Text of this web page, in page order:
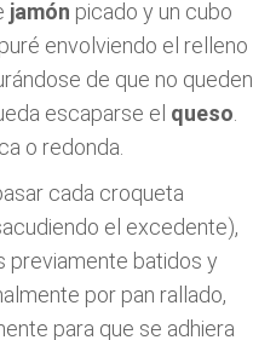
jamón picado y un cubo
puré envolviendo el relleno
de que no queden
escaparse el queso
o redonda.
cada croqueta
el excedente),
previamente batidos y
por pan rallado,
para que se adhiera